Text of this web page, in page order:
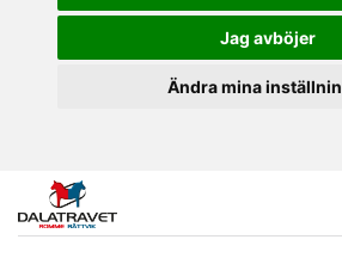
Jag avböjer
Ändra mina